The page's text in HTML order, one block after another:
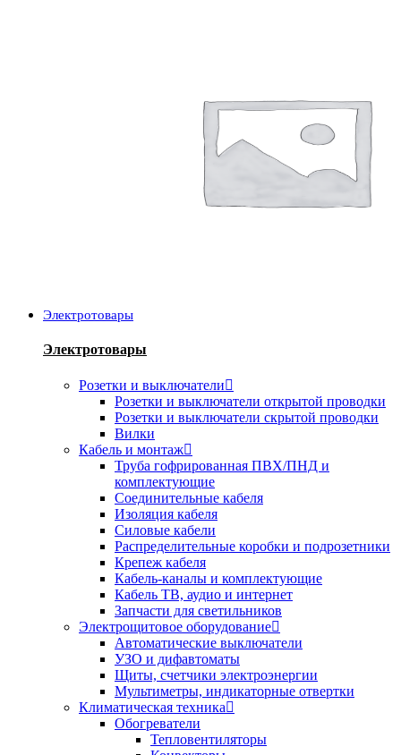
Электротовары
Электротовары
Розетки и выключатели
Розетки и выключатели открытой проводки
Розетки и выключатели скрытой проводки
Вилки
Кабель и монтаж
Труба гофрированная ПВХ/ПНД и
комплектующие
Соединительные кабеля
Изоляция кабеля
Силовые кабели
Распределительные коробки и подрозетники
Крепеж кабеля
Кабель-каналы и комплектующие
Кабель ТВ, аудио и интернет
Запчасти для светильников
Электрощитовое оборудование
Автоматические выключатели
УЗО и дифавтоматы
Щиты, счетчики электроэнергии
Мультиметры, индикаторные отвертки
Климатическая техника
Обогреватели
Тепловентиляторы